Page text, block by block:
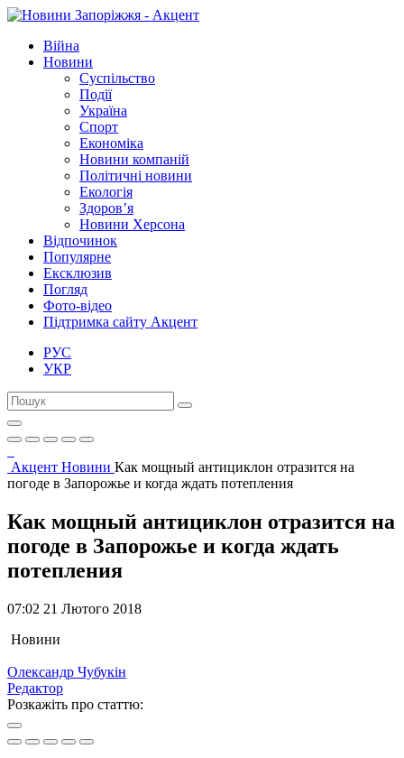
Війна
Новини
Суспільство
Події
Україна
Спорт
Економіка
Новини компаній
Політичні новини
Екологія
Здоров’я
Новини Херсона
Відпочинок
Популярне
Ексклюзив
Погляд
Фото-відео
Підтримка сайту Акцент
РУС
УКР
Акцент Новини Как мощный антициклон отразится на
погоде в Запорожье и когда ждать потепления
Как мощный антициклон отразится на
погоде в Запорожье и когда ждать
потепления
07:02 21 Лютого 2018
Новини
Олександр Чубукін
Редактор
Розкажіть про статтю: